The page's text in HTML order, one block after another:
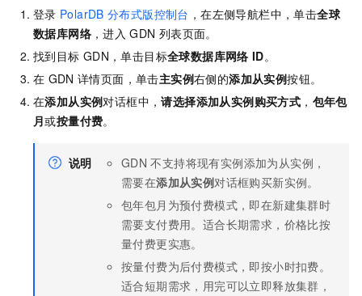
登录 PolarDB 分布式版控制台 ，在左侧导航栏中，单击全球
数据库网络 ，进入 GDN 列表页面。
找到目标 GDN，单击目标全球数据库网络 ID。
在 GDN 详情页面，单击主实例右侧的添加从实例按钮。
在添加从实例对话框中，请选择添加从实例购买方式 ， 包年包
月或按量付费。
说明 GDN 不支持将现有实例添加为从实例，
需要在添加从实例对话框购买新实例。
包年包月为预付费模式，即在新建集群时
需要支付费用。适合长期需求，价格比按
量付费更实惠。
按量付费为后付费模式，即按小时扣费。
适合短期需求，用完可以立即释放集群，